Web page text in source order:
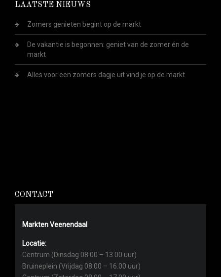
LAATSTE NIEUWS
Zomers genieten begint op de markt
De vakantie is begonnen: geniet van de zomer én de
markt
Alles voor een zomers dagje uit vind je op de markt
CONTACT
Markten Veenendaal
Locatie:
Centrum (Dinsdag 08.00 – 13.00 uur)
Bruineplein (Vrijdag 08.00 – 16.00 uur)